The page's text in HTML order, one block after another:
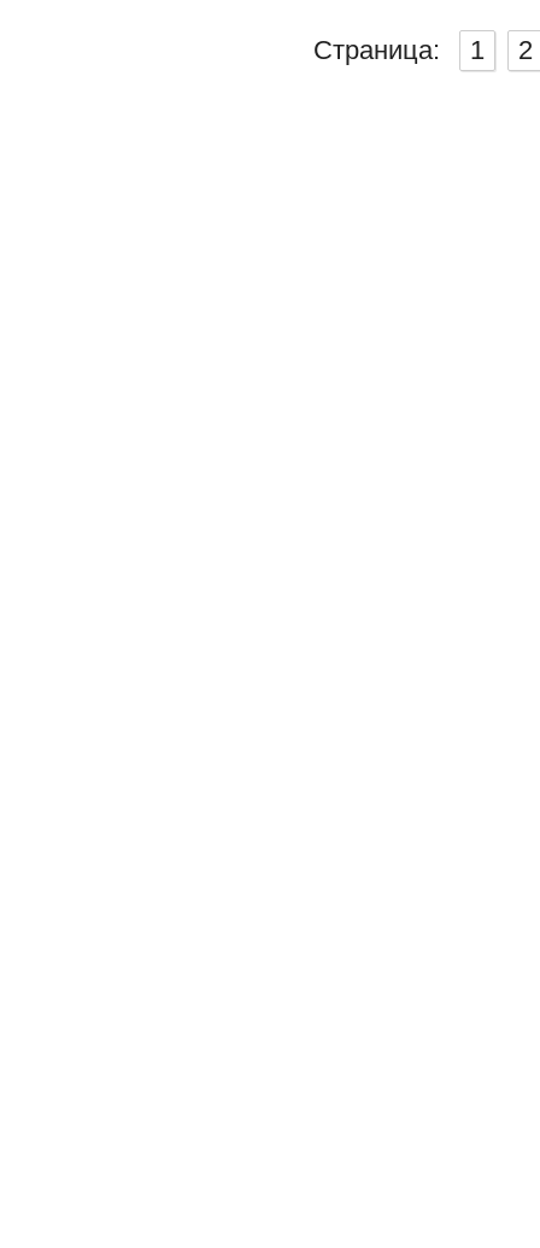
Страница: 1 2